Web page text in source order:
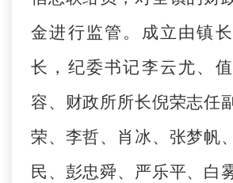
金进行监管。成立由镇
长，纪委书记李云尤、
容、财政所所长倪荣志任
荣、李哲、肖冰、张梦帆
民、彭忠舜、严乐平、白